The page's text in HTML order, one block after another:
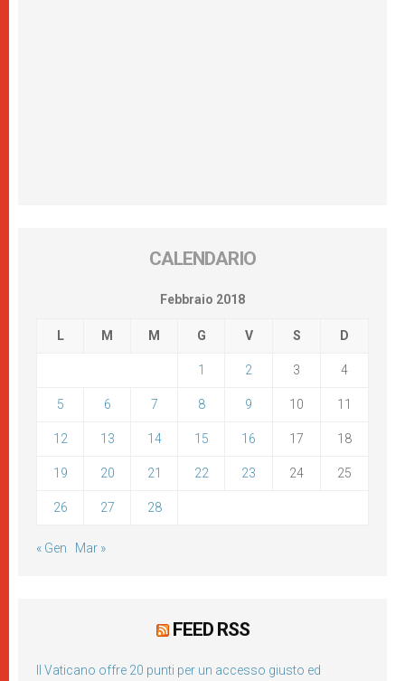
CALENDARIO
Febbraio 2018
L M M G V S D
1 2 3 4
5 6 7 8 9 10 11
12 13 14 15 16 17 18
19 20 21 22 23 24 25
26 27 28
« Gen Mar »
FEED RSS
Il Vaticano offre 20 punti per un accesso giusto ed